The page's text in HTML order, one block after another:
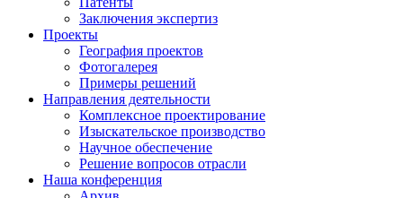
Заключения экспертиз
Проекты
География проектов
Фотогалерея
Примеры решений
Направления деятельности
Комплексное проектирование
Изыскательское производство
Научное обеспечение
Решение вопросов отрасли
Наша конференция